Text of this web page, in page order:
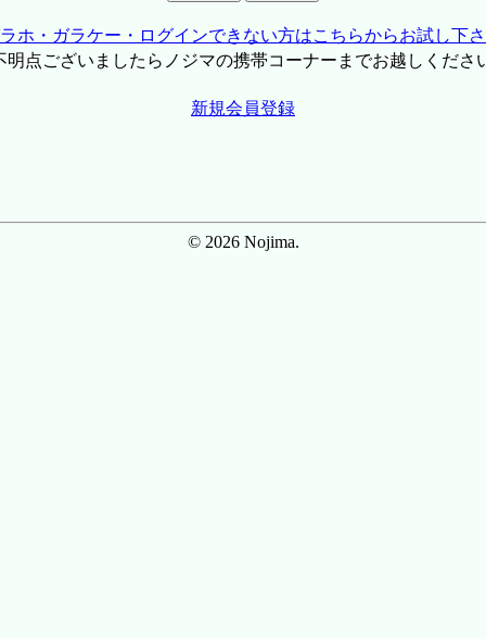
ホ・ガラケー・ログインできない方はこちらからお試し下
点ございましたらノジマの携帯コーナーまでお越しくださ
新規会員登録
© 2026 Nojima.